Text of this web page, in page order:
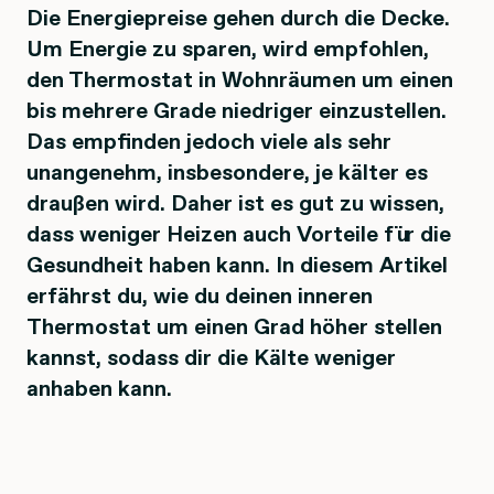
Die Energiepreise gehen durch die Decke.
Um Energie zu sparen, wird empfohlen,
den Thermostat in Wohnräumen um einen
bis mehrere Grade niedriger einzustellen.
Das empfinden jedoch viele als sehr
unangenehm, insbesondere, je kälter es
draußen wird. Daher ist es gut zu wissen,
dass weniger Heizen auch Vorteile für die
Gesundheit haben kann. In diesem Artikel
erfährst du, wie du deinen inneren
Thermostat um einen Grad höher stellen
kannst, sodass dir die Kälte weniger
anhaben kann.